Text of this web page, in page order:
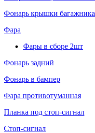
Фонарь крышки багажника
Фара
Фары в сборе 2шт
Фонарь задний
Фонарь в бампер
Фара противотуманная
Планка под стоп-сигнал
Стоп-сигнал